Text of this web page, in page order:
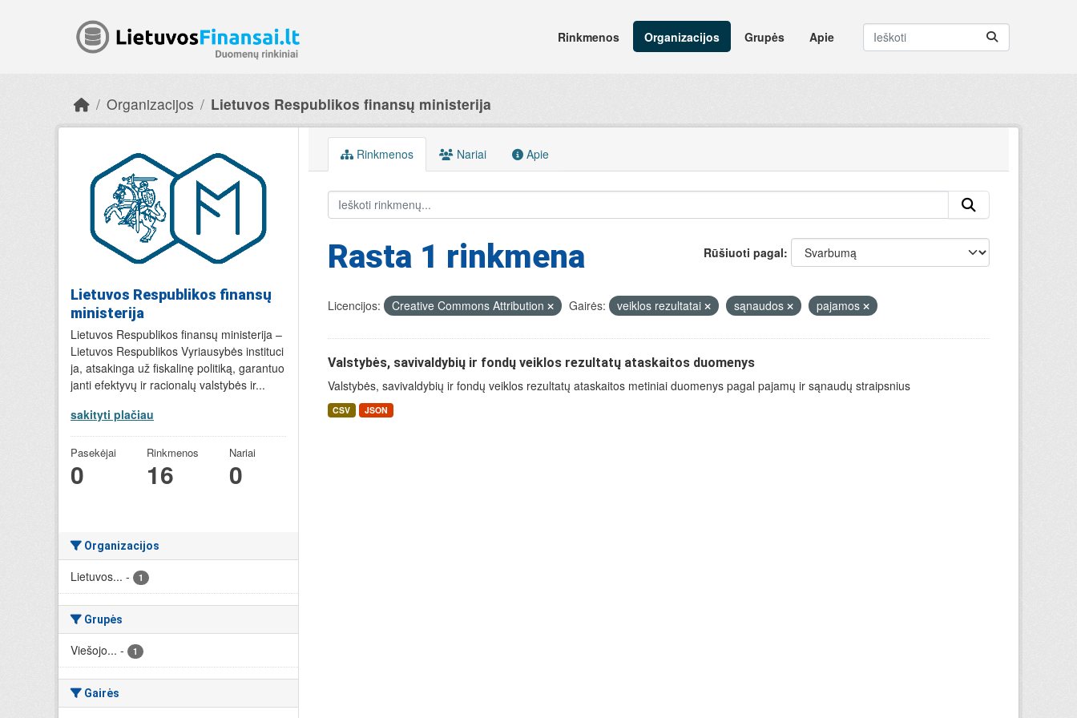
Rinkmenos
Organizacijos Grupės Apie
Organizacijos Lietuvos Respublikos finansų ministerija
Lietuvos Respublikos finansų
ministerija
Lietuvos Respublikos finansų ministerija –
Lietuvos Respublikos Vyriausybės instituci
ja, atsakinga už fiskalinę politiką, garantuo
janti efektyvų ir racionalų valstybės ir...
sakityti plačiau
Pasekėjai
0
Rinkmenos
16
Nariai
0
Organizacijos
Lietuvos... - 1
Grupės
Viešojo... - 1
Gairės
Rinkmenos Nariai Apie
Rūšiuoti pagal
Rasta 1 rinkmena
Licencijos: Creative Commons Attribution Gairės: veiklos rezultatai sąnaudos pajamos
Valstybės, savivaldybių ir fondų veiklos rezultatų ataskaitos duomenys
Valstybės, savivaldybių ir fondų veiklos rezultatų ataskaitos metiniai duomenys pagal pajamų ir sąnaudų straipsnius
CSV JSON